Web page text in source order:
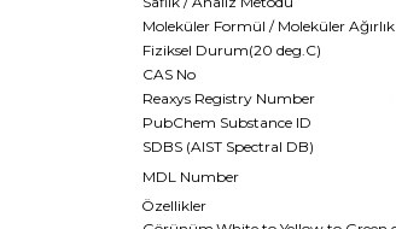
Moleküler Formül / Moleküler Ağırlık
Fiziksel Durum(20 deg.C)
CAS No
Reaxys Registry Number
PubChem Substance ID
SDBS (AIST Spectral DB)
MDL Number
Özellikler